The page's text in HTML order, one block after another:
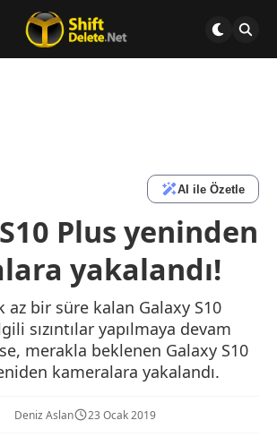
AI ile Özetle
Plus yeninden
yakalandı!
az bir süre kalan Galaxy S10
sızıntılar yapılmaya devam
merakla beklenen Galaxy S10
kameralara yakalandı.
Deniz Aslan 23 Ocak 2019